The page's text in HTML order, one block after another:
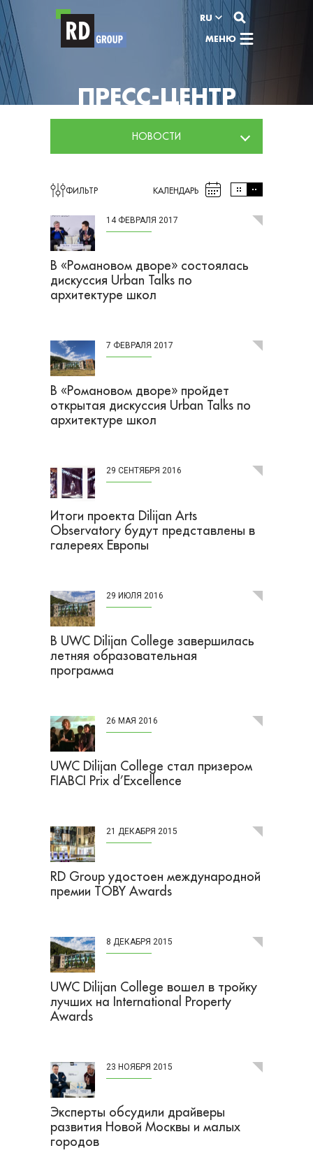
Перейти к содержимому
RU
МЕНЮ
ПРЕСС-ЦЕНТР
НОВОСТИ
ФИЛЬТР КАЛЕНДАРЬ
14 ФЕВРАЛЯ 2017
В «Романовом дворе» состоялась
дискуссия Urban Talks по
архитектуре школ
7 ФЕВРАЛЯ 2017
В «Романовом дворе» пройдет
открытая дискуссия Urban Talks по
архитектуре школ
29 СЕНТЯБРЯ 2016
Итоги проекта Dilijan Arts
Observatory будут представлены в
галереях Европы
29 ИЮЛЯ 2016
В UWC Dilijan College завершилась
летняя образовательная
программа
26 МАЯ 2016
UWC Dilijan College стал призером
FIABCI Prix d’Excellence
21 ДЕКАБРЯ 2015
RD Group удостоен международной
премии TOBY Awards
8 ДЕКАБРЯ 2015
UWC Dilijan College вошел в тройку
лучших на International Property
Awards
23 НОЯБРЯ 2015
Эксперты обсудили драйверы
развития Новой Москвы и малых
городов